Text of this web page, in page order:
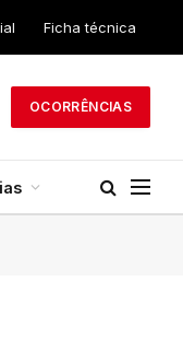
Ficha técnica
OCORRÊNCIAS